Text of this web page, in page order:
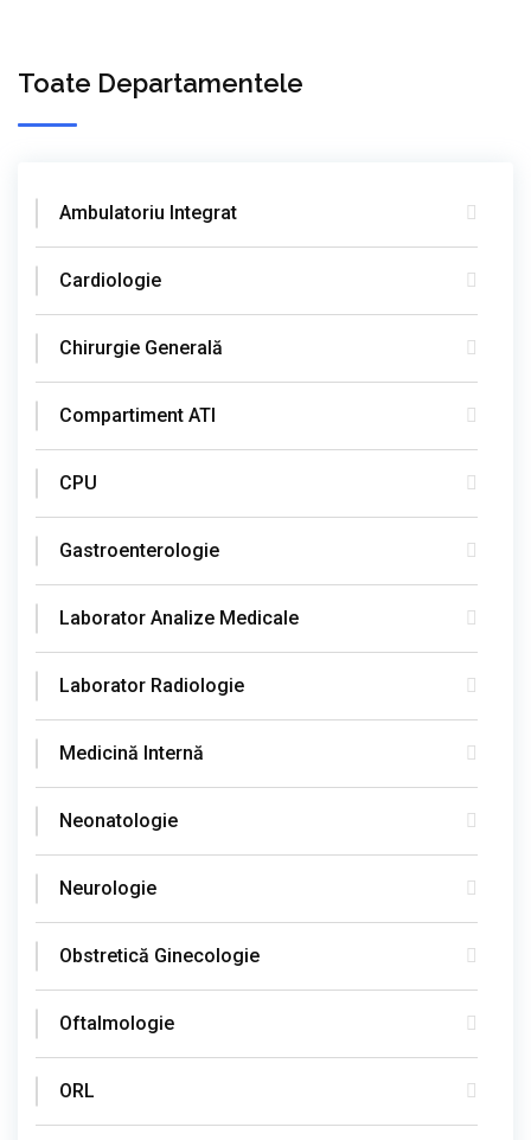
Toate Departamentele
Ambulatoriu Integrat
Cardiologie
Chirurgie Generală
Compartiment ATI
CPU
Gastroenterologie
Laborator Analize Medicale
Laborator Radiologie
Medicină Internă
Neonatologie
Neurologie
Obstretică Ginecologie
Oftalmologie
ORL